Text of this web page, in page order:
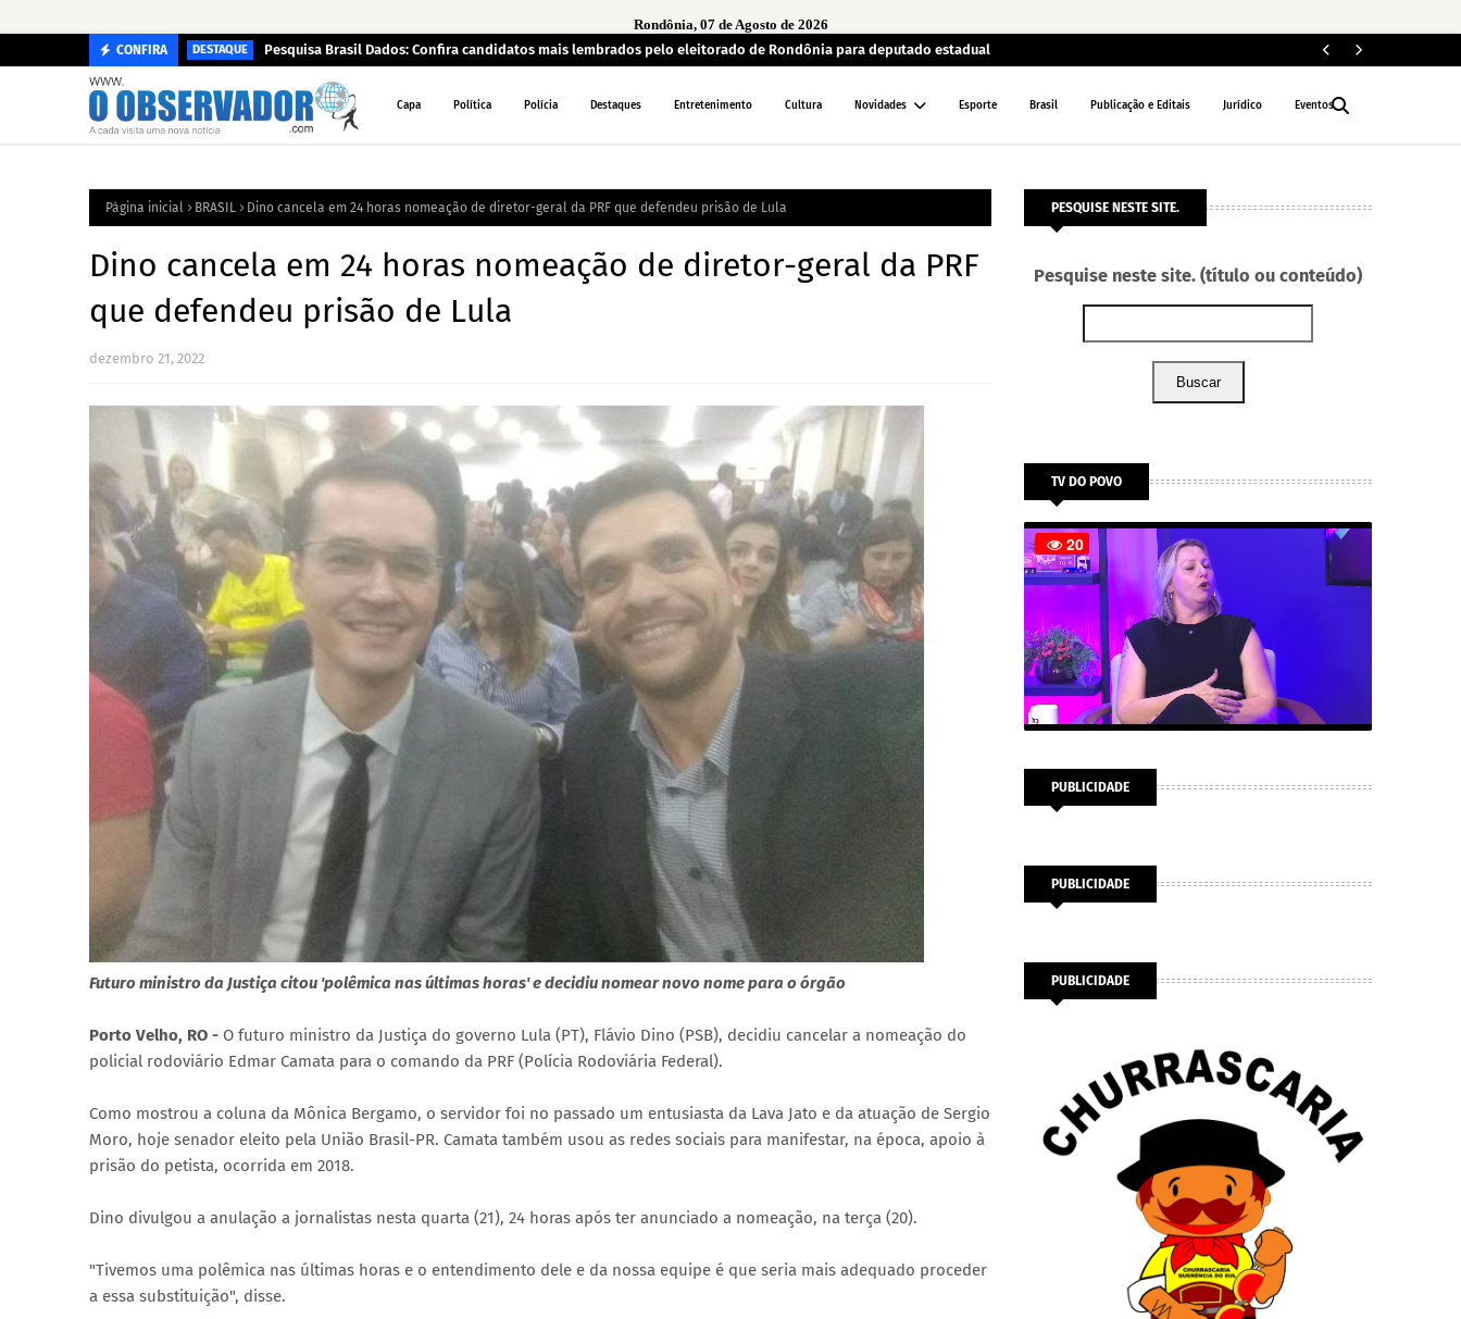
Rondônia, 07 de Agosto de 2026
CONFIRA DESTAQUE Pesquisa Brasil Dados: Confira candidatos mais lembrados pelo eleitorado de Rondônia para deputado estadual
Capa Política Polícia Destaques Entretenimento Cultura Novidades Esporte Brasil Publicação e Editais Jurídico Eventos
Página inicial BRASIL Dino cancela em 24 horas nomeação de diretor-geral da PRF que defendeu prisão de Lula
Dino cancela em 24 horas nomeação de diretor-geral da PRF
que defendeu prisão de Lula
dezembro 21, 2022
Futuro ministro da Justiça citou 'polêmica nas últimas horas' e decidiu nomear novo nome para o órgão
Porto Velho, RO - O futuro ministro da Justiça do governo Lula (PT), Flávio Dino (PSB), decidiu cancelar a nomeação do
policial rodoviário Edmar Camata para o comando da PRF (Polícia Rodoviária Federal).
Como mostrou a coluna da Mônica Bergamo, o servidor foi no passado um entusiasta da Lava Jato e da atuação de Sergio
Moro, hoje senador eleito pela União Brasil-PR. Camata também usou as redes sociais para manifestar, na época, apoio à
prisão do petista, ocorrida em 2018.
Dino divulgou a anulação a jornalistas nesta quarta (21), 24 horas após ter anunciado a nomeação, na terça (20).
"Tivemos uma polêmica nas últimas horas e o entendimento dele e da nossa equipe é que seria mais adequado proceder
a essa substituição", disse.
PESQUISE NESTE SITE.
Pesquise neste site. (título ou conteúdo)
Buscar
TV DO POVO
PUBLICIDADE
PUBLICIDADE
PUBLICIDADE